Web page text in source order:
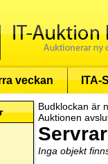
veckan ITA-
Budklockan är
Auktionen
Inga objekt